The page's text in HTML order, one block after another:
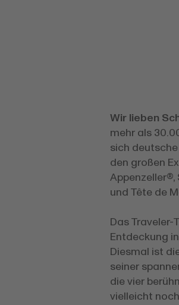
Wir lieben
mehr als
sich
den großen
Appenzeller®,
und Tête de
Das
Entdeckung
Diesmal ist
seiner
die vier
vielleicht